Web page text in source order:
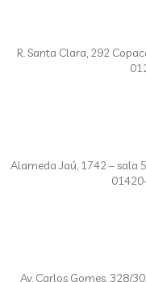
R. Santa Clara, 292
Alameda Jaú, 1742 – sala
Av. Carlos Gomes, 328/